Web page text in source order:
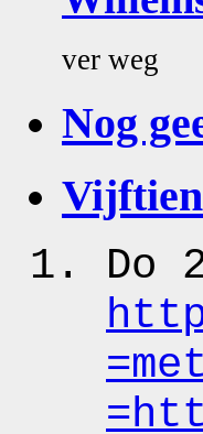
ver weg
Nog
Vijftien
Do